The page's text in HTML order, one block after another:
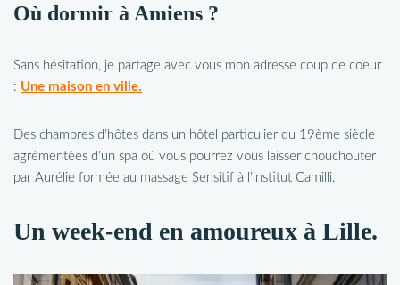
Où dormir à Amiens ?
Sans hésitation, je partage avec vous mon adresse coup de coeur
: Une maison en ville.
Des chambres d’hôtes dans un hôtel particulier du 19ème siècle
agrémentées d’un spa où vous pourrez vous laisser chouchouter
par Aurélie formée au massage Sensitif à l’institut Camilli.
Un week-end en amoureux à Lille.